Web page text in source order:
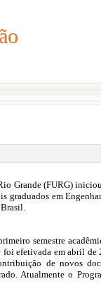
Grande (FURG)
graduados em
semestre
foi efetivada em abril de
de novos
Atualmente o